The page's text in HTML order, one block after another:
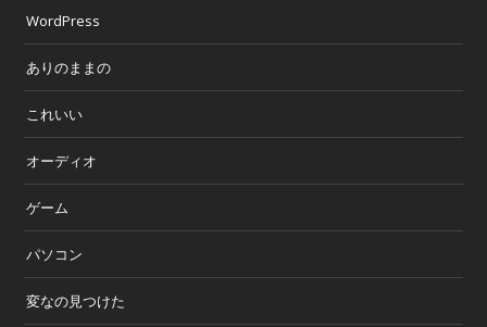
WordPress
ありのままの
これいい
オーディオ
ゲーム
パソコン
変なの見つけた